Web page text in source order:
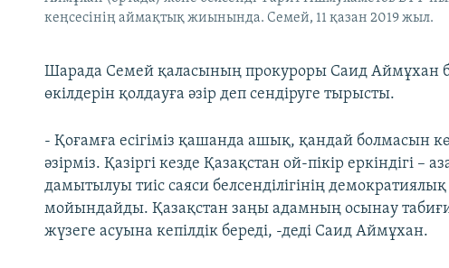
кеңсесінің аймақтық жиынында. Семей, 11 қазан 2019 жыл.
Шарада Семей қаласының прокуроры Саид Аймұхан
өкілдерін қолдауға әзір деп сендіруге тырысты.
- Қоғамға есігіміз қашанда ашық, қандай болмасын
әзірміз. Қазіргі кезде Қазақстан ой-пікір еркіндігі –
дамытылуы тиіс саяси белсенділігінің
мойындайды. Қазақстан заңы адамның осынау
жүзеге асуына кепілдік береді, -деді Саид Аймұхан.